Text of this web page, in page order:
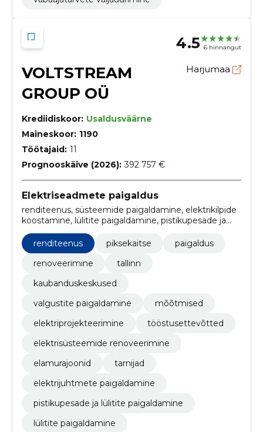
4.5 6 hinnangut
VOLTSTREAM
GROUP OÜ
Harjumaa
Krediidiskoor: Usaldusväärne
Maineskoor: 1190
Töötajaid: 11
Prognooskäive (2026): 392 757 €
Elektriseadmete paigaldus
renditeenus, süsteemide paigaldamine, elektrikilpide
koostamine, lülitite paigaldamine, pistikupesade ja
tarnijad, elamurajoonid, elektrisüsteemide
renoveerimine, Piksekaitse
renditeenus piksekaitse
paigaldus
renoveerimine
tallinn
kaubanduskeskused
valgustite paigaldamine
mõõtmised
elektriprojekteerimine
tööstusettevõtted
elektrisüsteemide renoveerimine
elamurajoonid
tarnijad
elektrijuhtmete paigaldamine
pistikupesade ja lülitite paigaldamine
lülitite paigaldamine